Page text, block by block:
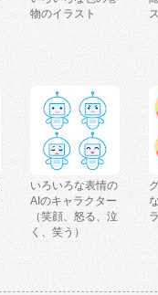
物のイラスト
いろいろな表情の
AIのキャラクター
（笑顔、怒る、泣
く、笑う）